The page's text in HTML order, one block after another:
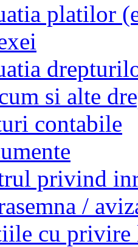
platilor
si alte
contabile
privind
/
cu privire